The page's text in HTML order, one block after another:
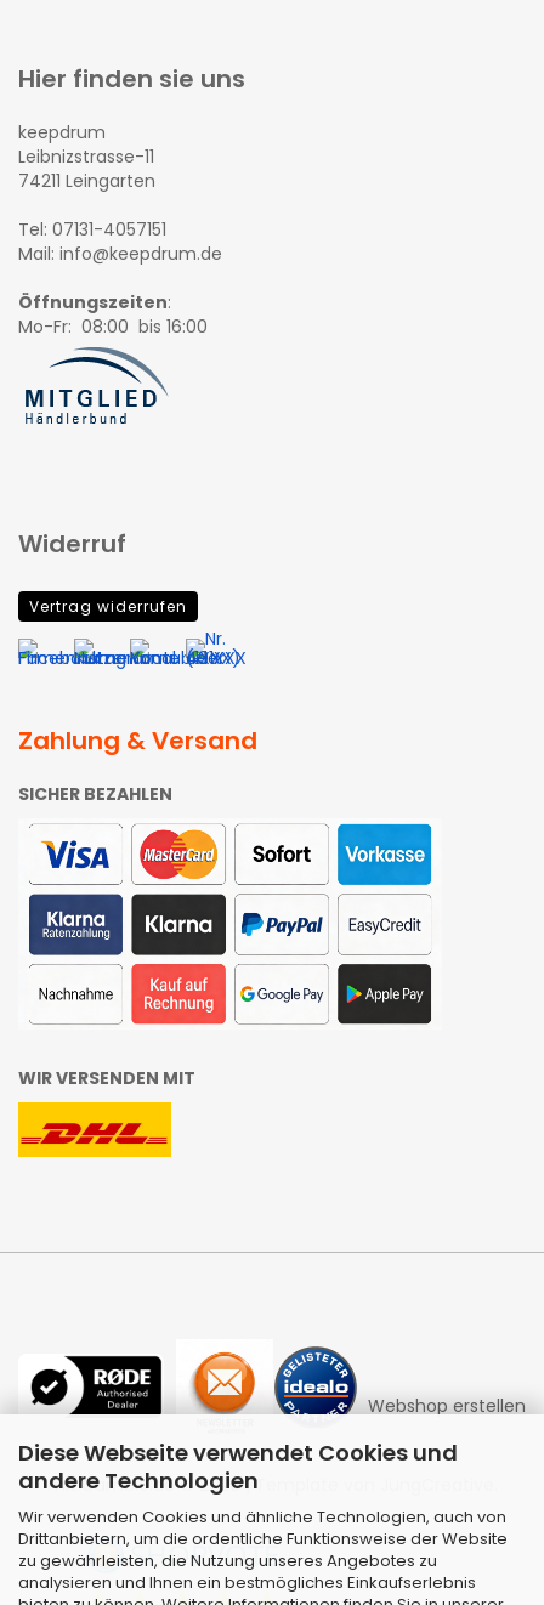
Diese Webseite verwendet Cookies und
andere Technologien
Wir verwenden Cookies und ähnliche Technologien, auch von
Drittanbietern, um die ordentliche Funktionsweise der Website
zu gewährleisten, die Nutzung unseres Angebotes zu
analysieren und Ihnen ein bestmögliches Einkaufserlebnis
Hier finden sie uns
keepdrum
Leibnizstrasse-11
74211 Leingarten
Tel: 07131-4057151
Mail: info@keepdrum.de
Öffnungszeiten:
Mo-Fr: 08:00 bis 16:00
Widerruf
Vertrag widerrufen
Zahlung & Versand
SICHER BEZAHLEN
WIR VERSENDEN MIT
Webshop erstellen
mit Gambio.de © 2026 | Template von